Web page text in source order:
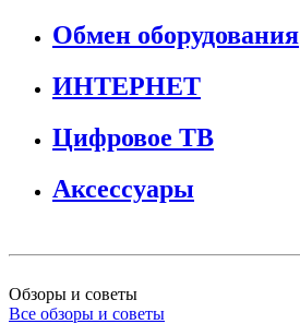
Обмен оборудования
ИНТЕРНЕТ
Цифровое ТВ
Аксессуары
Обзоры и советы
Все обзоры и советы